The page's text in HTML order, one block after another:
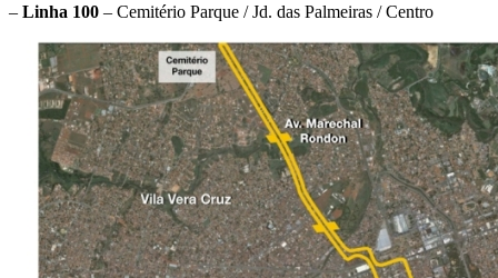
– Linha 100 – Cemitério Parque / Jd. das Palmeiras / Centro